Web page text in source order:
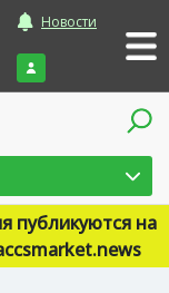
Новости
Войти
публикуются на